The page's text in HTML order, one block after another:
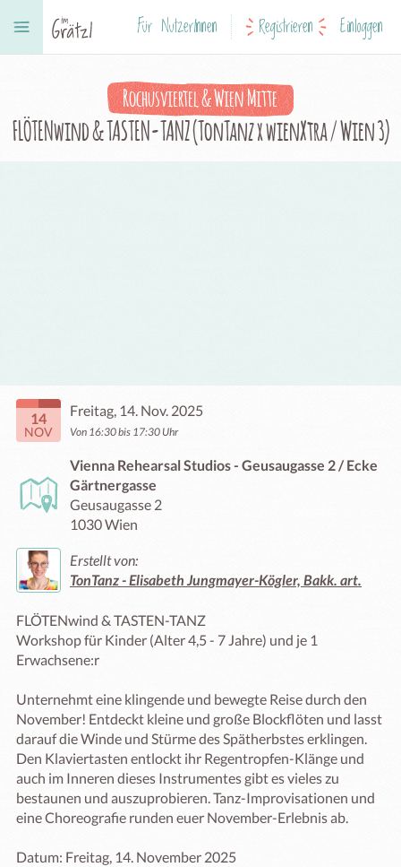
Für NutzerInnen Registrieren Einloggen
Rochusviertel & Wien Mitte
FLÖTENwind & TASTEN-TANZ (TonTanz x wienXtra / Wien 3)
14
NOV
Freitag, 14. Nov. 2025
Von 16:30 bis 17:30 Uhr
Vienna Rehearsal Studios - Geusaugasse 2 / Ecke
Gärtnergasse
Geusaugasse 2
1030 Wien
Erstellt von:
TonTanz - Elisabeth Jungmayer-Kögler, Bakk. art.
FLÖTENwind & TASTEN-TANZ
Workshop für Kinder (Alter 4,5 - 7 Jahre) und je 1
Erwachsene:r
Unternehmt eine klingende und bewegte Reise durch den
November! Entdeckt kleine und große Blockflöten und lasst
darauf die Winde und Stürme des Spätherbstes erklingen.
Den Klaviertasten entlockt ihr Regentropfen-Klänge und
auch im Inneren dieses Instrumentes gibt es vieles zu
bestaunen und auszuprobieren. Tanz-Improvisationen und
eine Choreografie runden euer November-Erlebnis ab.
Datum: Freitag, 14. November 2025